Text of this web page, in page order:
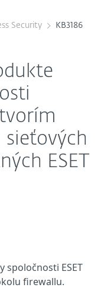
Security KB3186
ESET
spoločnosti ESET
firewallu.